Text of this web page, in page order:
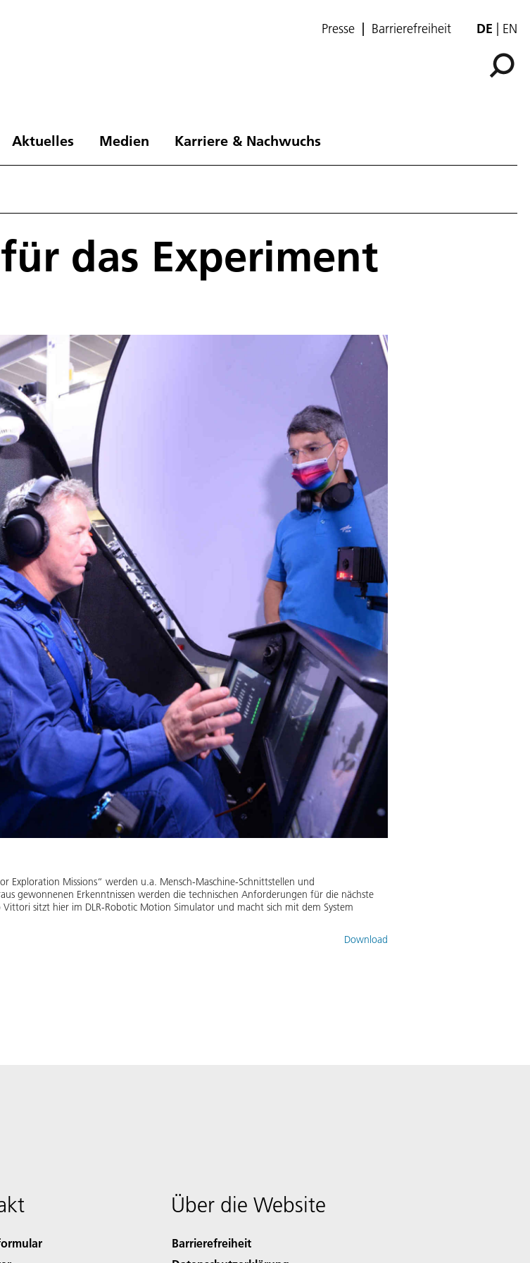
Presse Barrierefreiheit DE EN
Aktuelles Medien Karriere & Nachwuchs
das Experiment
Exploration Missions“ werden u.a. Mensch-Maschine-Schnittstellen und
gewonnenen Erkenntnissen werden die technischen Anforderungen für die nächste
sitzt hier im DLR-Robotic Motion Simulator und macht sich mit dem System
Download
Über die Website
Barrierefreiheit